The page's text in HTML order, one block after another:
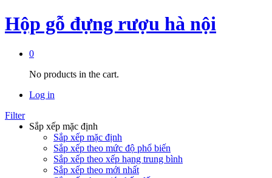
Hộp gỗ đựng rượu hà nội
0
No products in the cart.
Log in
Filter
Sắp xếp mặc định
Sắp xếp mặc định
Sắp xếp theo mức độ phổ biến
Sắp xếp theo xếp hạng trung bình
Sắp xếp theo mới nhất